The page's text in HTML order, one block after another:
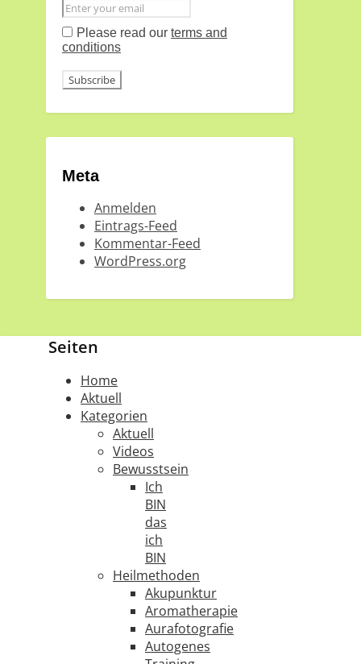
Please read our terms and
conditions
Meta
Anmelden
Eintrags-Feed
Kommentar-Feed
WordPress.org
Seiten
Home
Aktuell
Kategorien
Aktuell
Videos
Bewusstsein
Ich
BIN
das
ich
BIN
Heilmethoden
Akupunktur
Aromatherapie
Aurafotografie
Autogenes